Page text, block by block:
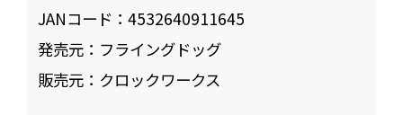
JANコード：4532640911645
発売元： フライングドッグ
販売元： クロックワークス